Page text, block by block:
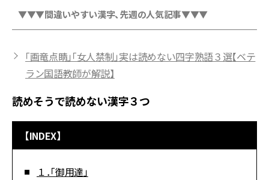
▼▼▼間違いやすい漢字、先週の人気記事▼▼▼
「画竜点睛」「女人禁制」実は読めない四字熟語３選【ベテ
ラン国語教師が解説】
読めそうで読めない漢字３つ
【INDEX】
１．「御用達」